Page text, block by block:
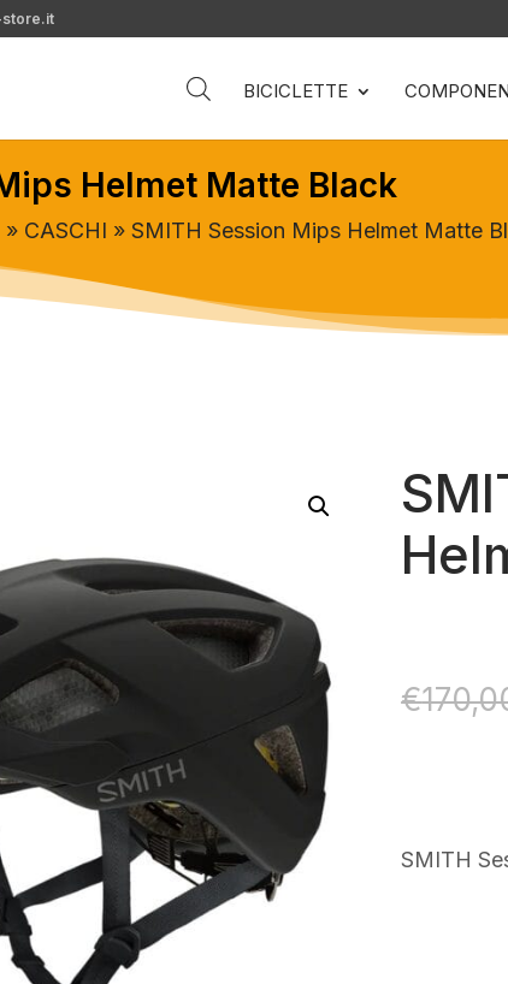
BICICLETTE
Helmet Matte Black
» CASCHI » SMITH Session Mips Helmet Matte
€
SMITH